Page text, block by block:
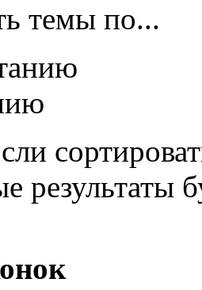
темы по...
результаты